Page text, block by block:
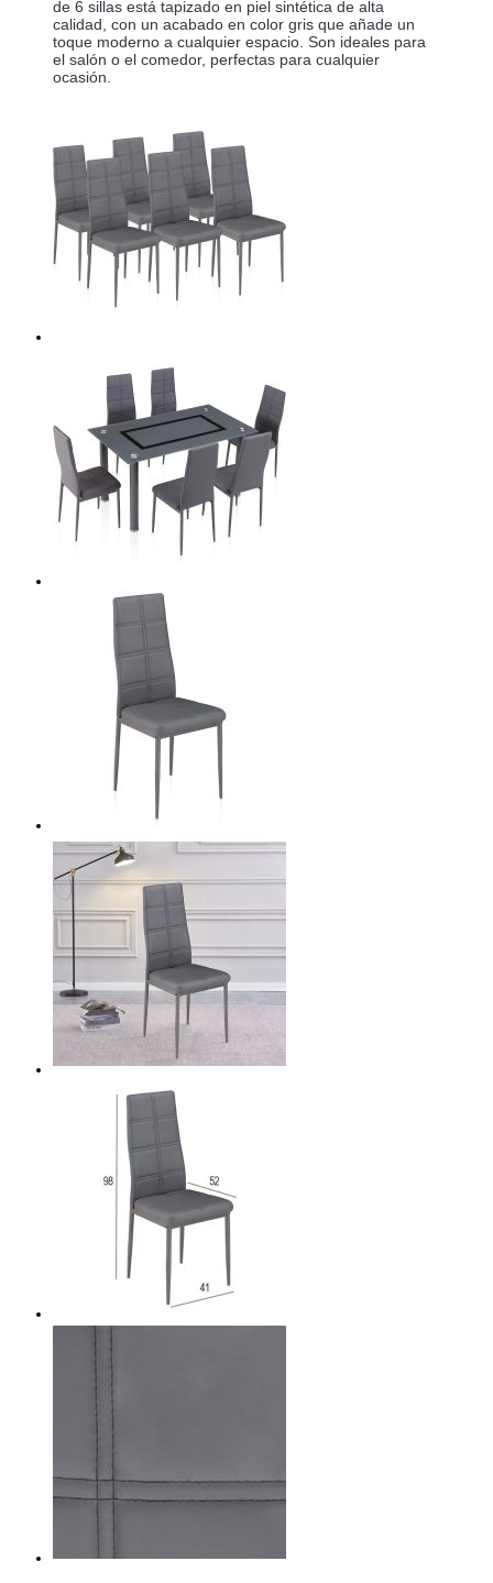
de 6 sillas está tapizado en piel sintética de alta
calidad, con un acabado en color gris que añade un
toque moderno a cualquier espacio. Son ideales para
el salón o el comedor, perfectas para cualquier
ocasión.